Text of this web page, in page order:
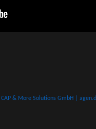
CAP & More Solutions GmbH |